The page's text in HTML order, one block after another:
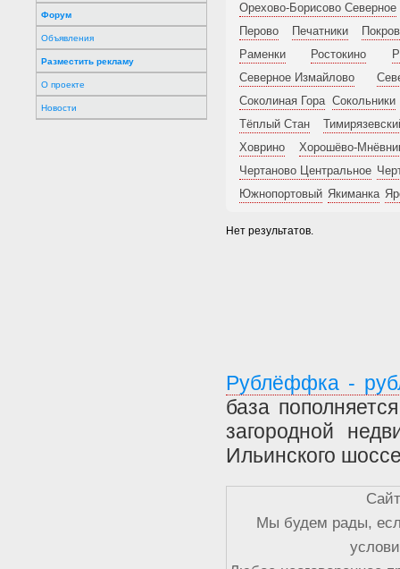
Форум
Объявления
Разместить рекламу
О проекте
Новости
Орехово-Борисово Северное
Перово
Печатники
Раменки
Ростокино
Северное Измайлово
Соколиная Гора Сокольники
Тёплый Стан
Ховрино
Хорошёво-
Чертаново Центральное
Южнопортовый Якиманка
Нет результатов.
Рублёффка -
база
загородной
Ильинского
Мы будем рады,